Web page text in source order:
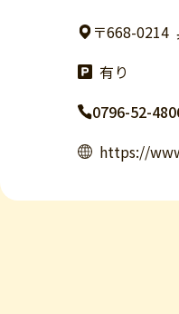
〒668-0214
有り
0796-52-
https://